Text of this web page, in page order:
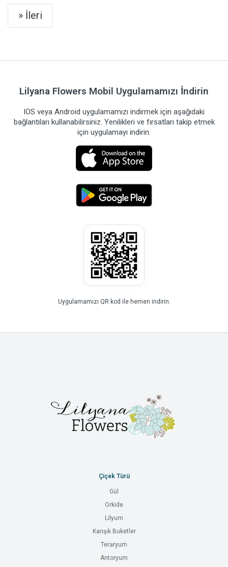
» İleri
Lilyana Flowers Mobil Uygulamamızı İndirin
IOS veya Android uygulamamızı indirmek için aşağıdaki
bağlantıları kullanabilirsiniz. Yenilikleri ve fırsatları takip etmek
için uygulamayı indirin.
Uygulamamızı QR kod ile hemen indirin.
Çiçek Türü
Gül
Orkide
Lilyum
Karışık Buketler
Teraryum
Antoryum